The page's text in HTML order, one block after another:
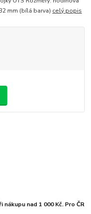
mm (bílá barva) celý popis
nákupu nad 1 000 Kč. Pro ČR